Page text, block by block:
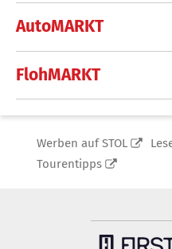
AutoMARKT
FlohMARKT
Werben auf STOL
Tourentipps